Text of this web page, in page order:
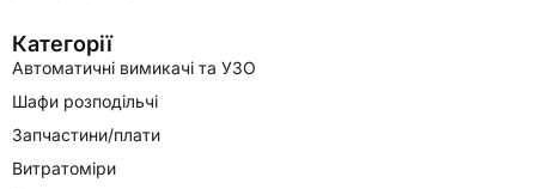
Категорії
Автоматичні вимикачі та УЗО
Шафи розподільчі
Запчастини/плати
Витратоміри